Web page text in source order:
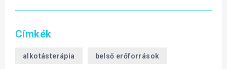
Címkék
alkotásterápia belső erőforrások